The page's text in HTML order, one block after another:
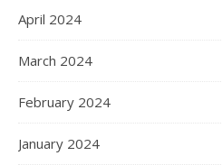
April 2024
March 2024
February 2024
January 2024